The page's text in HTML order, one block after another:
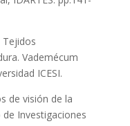
Tejidos
Vademécum
ICESI.
de visión de la
Investigaciones